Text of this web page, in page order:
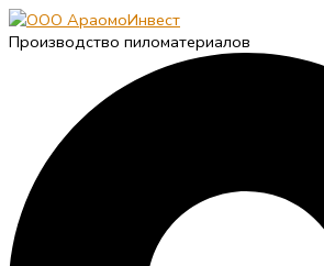
Производство пиломатериалов